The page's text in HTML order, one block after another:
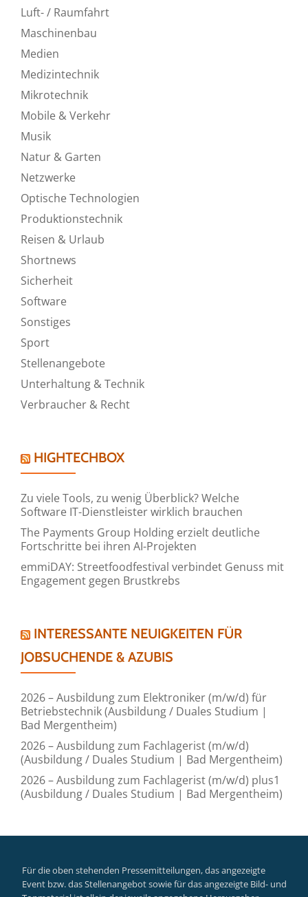
Luft- / Raumfahrt
Maschinenbau
Medien
Medizintechnik
Mikrotechnik
Mobile & Verkehr
Musik
Natur & Garten
Netzwerke
Optische Technologien
Produktionstechnik
Reisen & Urlaub
Shortnews
Sicherheit
Software
Sonstiges
Sport
Stellenangebote
Unterhaltung & Technik
Verbraucher & Recht
HIGHTECHBOX
Zu viele Tools, zu wenig Überblick? Welche
Software IT-Dienstleister wirklich brauchen
The Payments Group Holding erzielt deutliche
Fortschritte bei ihren AI-Projekten
emmiDAY: Streetfoodfestival verbindet Genuss mit
Engagement gegen Brustkrebs
INTERESSANTE NEUIGKEITEN FÜR
JOBSUCHENDE & AZUBIS
2026 – Ausbildung zum Elektroniker (m/w/d) für
Betriebstechnik (Ausbildung / Duales Studium |
Bad Mergentheim)
2026 – Ausbildung zum Fachlagerist (m/w/d)
(Ausbildung / Duales Studium | Bad Mergentheim)
2026 – Ausbildung zum Fachlagerist (m/w/d) plus1
(Ausbildung / Duales Studium | Bad Mergentheim)
Für die oben stehenden Pressemitteilungen, das angezeigte
Event bzw. das Stellenangebot sowie für das angezeigte Bild- und